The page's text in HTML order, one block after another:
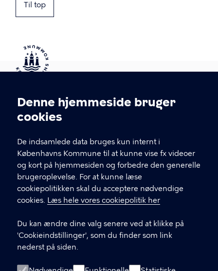
Cookieindstillinger
Denne hjemmeside bruger
cookies
De indsamlede data bruges kun internt i
Københavns Kommune til at kunne vise fx videoer
og kort på hjemmesiden og forbedre den generelle
brugeroplevelse. For at kunne læse
cookiepolitikken skal du acceptere nødvendige
cookies. Læs hele vores cookiepolitik her
Du kan ændre dine valg senere ved at klikke på
'Cookieindstillinger', som du finder som link
nederst på siden.
Til top
Kontakt Københavns Kommune
T
fFind andre kontakter her
CVR-nummer64942212
GENVEJE
Digital Post
Databeskyttelse